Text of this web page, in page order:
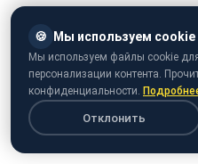
🍪 Мы используем cookie
Мы используем файлы cookie
персонализации контента.
конфиденциальности.
Отклонить